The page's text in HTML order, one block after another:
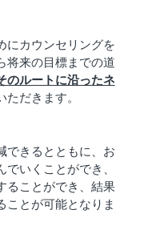
にカウンセリングを
将来の目標までの道
のルートに沿ったネ
だきます。
できるとともに、お
いくことができ、
ることができ、結果
ことが可能となりま